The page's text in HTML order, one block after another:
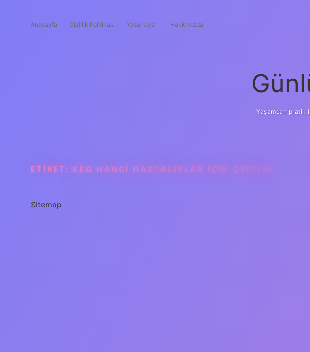
Anasayfa Gizlilik Politikası Yasal Uyarı Hakkımızda
Yaşamdan pratik
ETIKET: EEG HANGI HASTALIKLAR IÇIN ÇEKILIR
Sitemap